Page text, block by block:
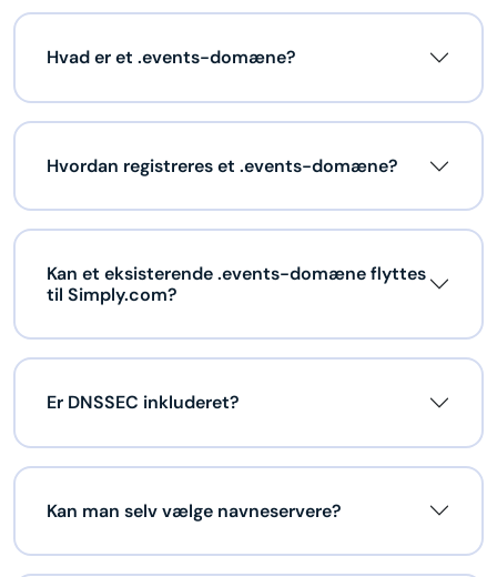
Hvad er et .events-domæne?
Hvordan registreres et .events-domæne?
Kan et eksisterende .events-domæne flyttes
til Simply.com?
Er DNSSEC inkluderet?
Kan man selv vælge navneservere?